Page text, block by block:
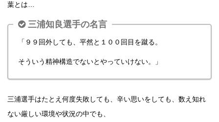
葉とは…
三浦知良選手の名言
「９９回外しても、平然と１００回目を蹴る。
そういう精神構造でないとやっていけない。」
三浦選手はたとえ何度失敗しても、辛い思いをしても、数え知れ
ない厳しい環境や状況の中でも、